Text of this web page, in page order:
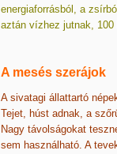
energiaforrásból, a
aztán vízhez jutnak,
A mesés szerájok
A sivatagi állattartó
Tejet, húst adnak, a
Nagy távolságokat
sem használható. A